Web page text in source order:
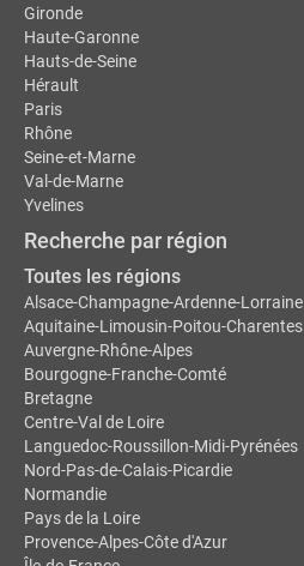
Gironde
Haute-Garonne
Hauts-de-Seine
Hérault
Paris
Rhône
Seine-et-Marne
Val-de-Marne
Yvelines
Recherche par région
Toutes les régions
Alsace-Champagne-Ardenne-Lorraine
Aquitaine-Limousin-Poitou-Charentes
Auvergne-Rhône-Alpes
Bourgogne-Franche-Comté
Bretagne
Centre-Val de Loire
Languedoc-Roussillon-Midi-Pyrénées
Nord-Pas-de-Calais-Picardie
Normandie
Pays de la Loire
Provence-Alpes-Côte d'Azur